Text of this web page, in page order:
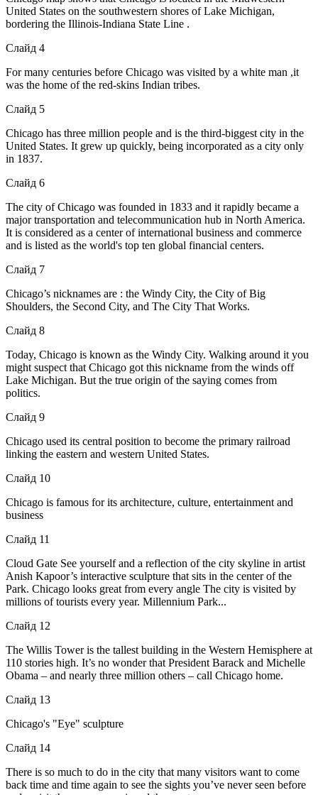
United States on the southwestern shores of Lake Michigan,
bordering the Illinois-Indiana State Line .
Слайд 4
For many centuries before Chicago was visited by a white man ,it
was the home of the red-skins Indian tribes.
Слайд 5
Chicago has three million people and is the third-biggest city in the
United States. It grew up quickly, being incorporated as a city only
in 1837.
Слайд 6
The city of Chicago was founded in 1833 and it rapidly became a
major transportation and telecommunication hub in North America.
It is considered as a center of international business and commerce
and is listed as the world's top ten global financial centers.
Слайд 7
Chicago’s nicknames are : the Windy City, the City of Big
Shoulders, the Second City, and The City That Works.
Слайд 8
Today, Chicago is known as the Windy City. Walking around it you
might suspect that Chicago got this nickname from the winds off
Lake Michigan. But the true origin of the saying comes from
politics.
Слайд 9
Chicago used its central position to become the primary railroad
linking the eastern and western United States.
Слайд 10
Chicago is famous for its architecture, culture, entertainment and
business
Слайд 11
Cloud Gate See yourself and a reflection of the city skyline in artist
Anish Kapoor’s interactive sculpture that sits in the center of the
Park. Chicago looks great from every angle The city is visited by
millions of tourists every year. Millennium Park...
Слайд 12
The Willis Tower is the tallest building in the Western Hemisphere at
110 stories high. It’s no wonder that President Barack and Michelle
Obama – and nearly three million others – call Chicago home.
Слайд 13
Chicago's "Eye" sculpture
Слайд 14
There is so much to do in the city that many visitors want to come
back time and time again to see the sights you’ve never seen before